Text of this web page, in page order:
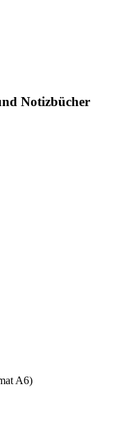
Notizbücher
A6)